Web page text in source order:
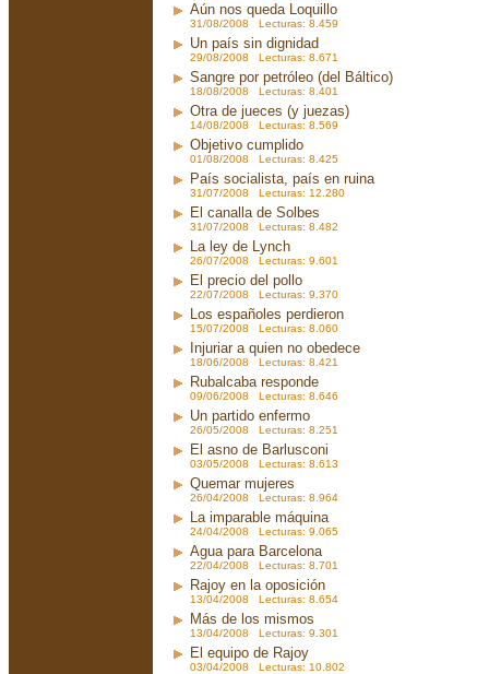
Aún nos queda Loquillo
31/08/2008 Lecturas: 8.459
Un país sin dignidad
29/08/2008 Lecturas: 8.671
Sangre por petróleo (del Báltico)
18/08/2008 Lecturas: 8.401
Otra de jueces (y juezas)
14/08/2008 Lecturas: 8.569
Objetivo cumplido
01/08/2008 Lecturas: 8.425
País socialista, país en ruina
31/07/2008 Lecturas: 12.280
El canalla de Solbes
31/07/2008 Lecturas: 8.482
La ley de Lynch
26/07/2008 Lecturas: 9.601
El precio del pollo
22/07/2008 Lecturas: 9.370
Los españoles perdieron
15/07/2008 Lecturas: 8.060
Injuriar a quien no obedece
18/06/2008 Lecturas: 8.421
Rubalcaba responde
09/06/2008 Lecturas: 8.646
Un partido enfermo
26/05/2008 Lecturas: 8.251
El asno de Barlusconi
03/05/2008 Lecturas: 8.613
Quemar mujeres
26/04/2008 Lecturas: 8.964
La imparable máquina
24/04/2008 Lecturas: 9.065
Agua para Barcelona
22/04/2008 Lecturas: 8.701
Rajoy en la oposición
13/04/2008 Lecturas: 8.654
Más de los mismos
13/04/2008 Lecturas: 9.301
El equipo de Rajoy
03/04/2008 Lecturas: 10.802